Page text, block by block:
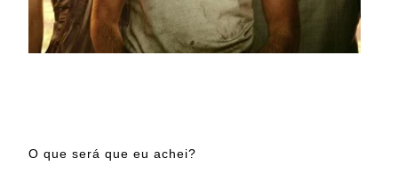
O que será que eu achei?